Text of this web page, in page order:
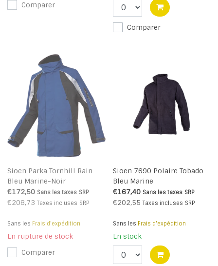
Comparer
Comparer
Sioen Parka Tornhill Rain
Bleu Marine-Noir
€172,50 Sans les taxes SRP
€208,73 Taxes incluses SRP
Sans les Frais d'expédition
En rupture de stock
Comparer
Sioen 7690 Polaire Tobado
Bleu Marine
€167,40 Sans les taxes SRP
€202,55 Taxes incluses SRP
Sans les Frais d'expédition
En stock